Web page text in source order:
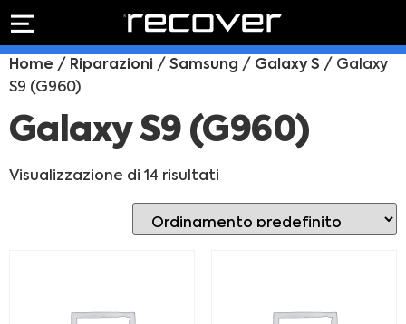
Preventivo online
PREVENTIVO RIPARAZIONE
Rivenditori B2B
PREVENTIVO
online
RIPARAZIONE
Riparazione
schermo
Home / Riparazioni / Samsung / Galaxy S / Galaxy
S9 (G960)
Galaxy S9 (G960)
Visualizzazione di 14 risultati